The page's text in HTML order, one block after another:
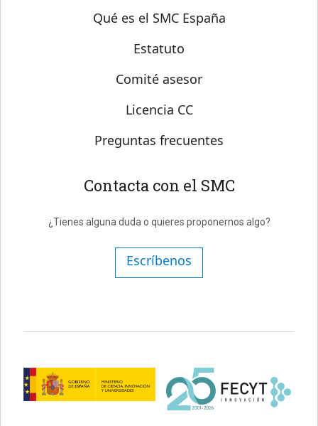
Sobre SMC España
Qué es el SMC España
Estatuto
Comité asesor
Licencia CC
Preguntas frecuentes
Contacta con el SMC
¿Tienes alguna duda o quieres proponernos algo?
Escríbenos